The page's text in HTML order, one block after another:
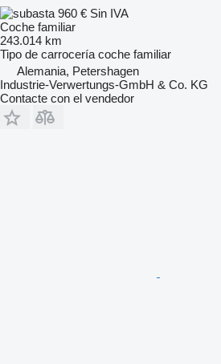
960 € Sin IVA
Coche familiar
243.014 km
Tipo de carrocería coche familiar
Alemania, Petershagen
Industrie-Verwertungs-GmbH & Co. KG
Contacte con el vendedor